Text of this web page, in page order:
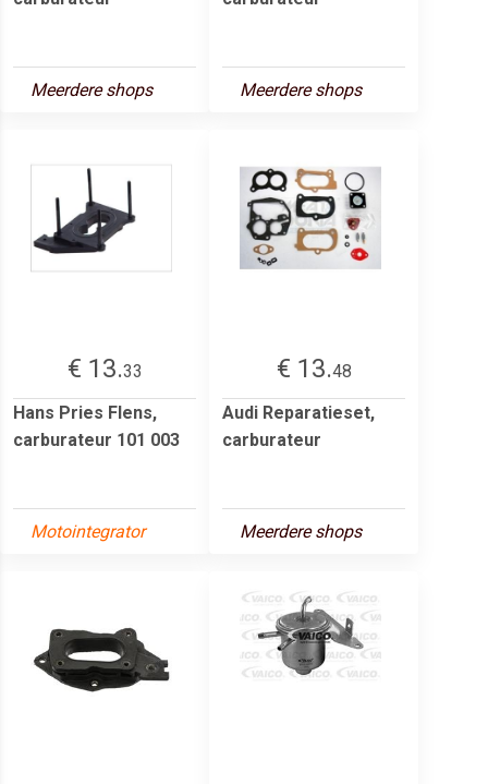
Meerdere shops Meerdere shops
€ 13.33
Hans Pries Flens,
carburateur 101 003
Motointegrator
€ 13.48
Audi Reparatieset,
carburateur
Meerdere shops